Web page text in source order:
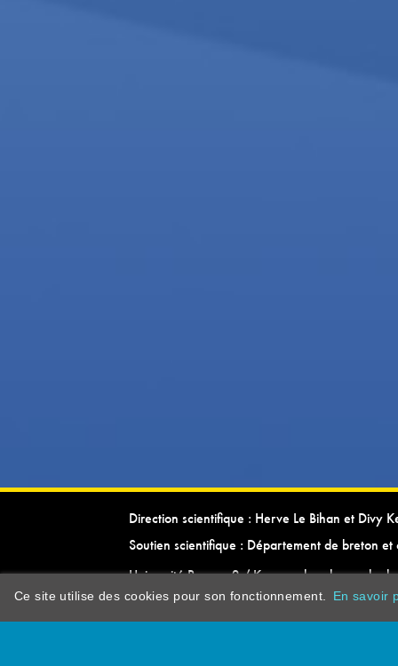
Direction scientifique : Herve Le Bihan et Divy
Soutien scientifique : Département de breton et
Université Rennes 2 / Kevrenn brezhoneg ha
Ce site utilise des cookies pour son fonctionnement. En savoir